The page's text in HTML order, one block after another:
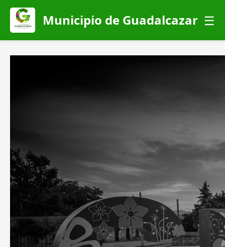
Municipio de Guadalcazar ☰
Gobierno